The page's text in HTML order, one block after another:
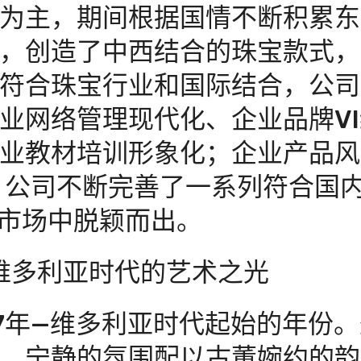
主，期间根据国情不断积累
创造了中西结合的珠宝款式
合珠宝行业和国际结合，公
网络管理现代化、企业品牌
教材培训形象化；企业产品
司不断完善了一系列符合国
场中脱颖而出。
亚时代的艺术之光
—维多利亚时代起始的年份